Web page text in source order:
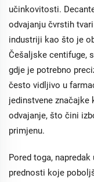
učinkovitosti.
odvajanju čvrstih
industriji kao što je
Češaljske centifuge,
gdje je potrebno
često vidljivo u
jedinstvene
odvajanje, što čini
primjenu.
Pored toga,
prednosti koje